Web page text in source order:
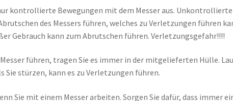
kontrollierte Bewegungen mit dem Messer aus. Unkontrollierte
des Messers führen, welches zu Verletzungen führen
Gebrauch kann zum Abrutschen führen. Verletzungsgefahr!!!!
führen, tragen Sie es immer in der mitgelieferten Hülle.
Sie stürzen, kann es zu Verletzungen führen.
Sie mit einem Messer arbeiten. Sorgen Sie dafür, dass immer